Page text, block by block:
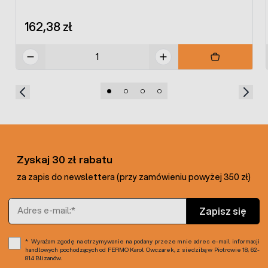
162,38 zł
Zyskaj 30 zł rabatu
za zapis do newslettera (przy zamówieniu powyżej 350 zł)
Adres e-mail
Zapisz się
Wyrażam zgodę na otrzymywanie na podany przeze mnie adres e-mail informacji
handlowych pochodzących od FERMO Karol Owczarek, z siedzibą w Piotrowie 18, 62-
814 Blizanów.